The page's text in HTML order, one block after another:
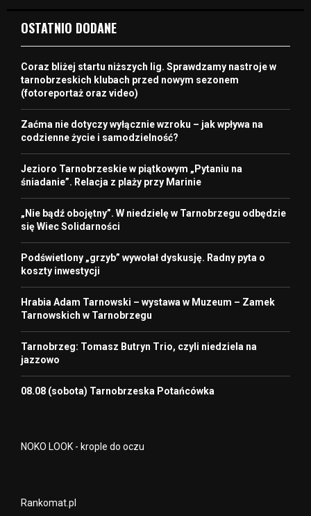
OSTATNIO DODANE
Coraz bliżej startu niższych lig. Sprawdzamy nastroje w
tarnobrzeskich klubach przed nowym sezonem
(fotoreportaż oraz video)
Zaćma nie dotyczy wyłącznie wzroku – jak wpływa na
codzienne życie i samodzielność?
Jezioro Tarnobrzeskie w piątkowym „Pytaniu na
śniadanie”. Relacja z plaży przy Marinie
„Nie bądź obojętny”. W niedzielę w Tarnobrzegu odbędzie
się Wiec Solidarności
Podświetlony „grzyb” wywołał dyskusję. Radny pyta o
koszty inwestycji
Hrabia Adam Tarnowski – wystawa w Muzeum – Zamek
Tarnowskich w Tarnobrzegu
Tarnobrzeg: Tomasz Butryn Trio, czyli niedziela na
jazzowo
08.08 (sobota) Tarnobrzeska Potańcówka
NOKO LOOK - krople do oczu
Rankomat.pl